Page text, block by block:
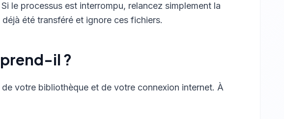
Si le processus est interrompu, relancez simplement la
été transféré et ignore ces fichiers.
il ?
votre bibliothèque et de votre connexion internet. À